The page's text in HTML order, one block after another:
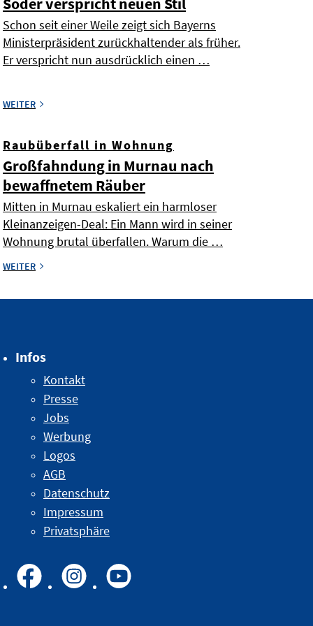
Schon seit einer Weile zeigt sich Bayerns
Ministerpräsident zurückhaltender als früher.
Er verspricht nun ausdrücklich einen …
WEITER
Raubüberfall in Wohnung
Großfahndung in Murnau nach
bewaffnetem Räuber
Mitten in Murnau eskaliert ein harmloser
Kleinanzeigen-Deal: Ein Mann wird in seiner
Wohnung brutal überfallen. Warum die …
WEITER
Infos
Kontakt
Presse
Jobs
Werbung
Logos
AGB
Datenschutz
Impressum
Privatsphäre